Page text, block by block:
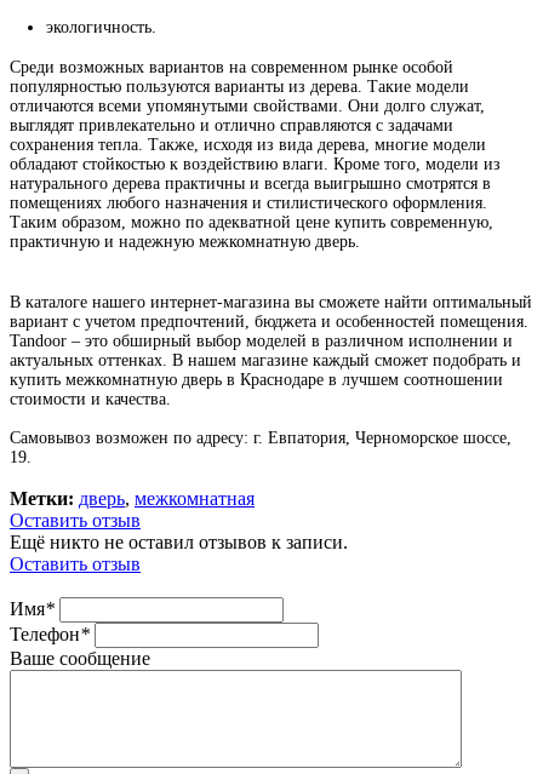
экологичность.
Среди возможных вариантов на современном рынке особой
популярностью пользуются варианты из дерева. Такие модели
отличаются всеми упомянутыми свойствами. Они долго служат,
выглядят привлекательно и отлично справляются с задачами
сохранения тепла. Также, исходя из вида дерева, многие модели
обладают стойкостью к воздействию влаги. Кроме того, модели из
натурального дерева практичны и всегда выигрышно смотрятся в
помещениях любого назначения и стилистического оформления.
Таким образом, можно по адекватной цене купить современную,
практичную и надежную межкомнатную дверь.
В каталоге нашего интернет-магазина вы сможете найти оптимальный
вариант с учетом предпочтений, бюджета и особенностей помещения.
Tandoor – это обширный выбор моделей в различном исполнении и
актуальных оттенках. В нашем магазине каждый сможет подобрать и
купить межкомнатную дверь в Краснодаре в лучшем соотношении
стоимости и качества.
Самовывоз возможен по адресу: г. Евпатория, Черноморское шоссе,
19.
Метки: дверь, межкомнатная
Оставить отзыв
Ещё никто не оставил отзывов к записи.
Оставить отзыв
Имя*
Телефон*
Ваше сообщение